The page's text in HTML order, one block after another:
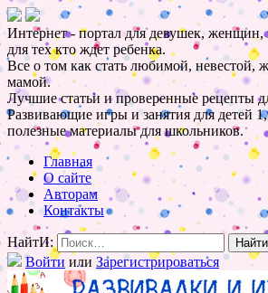
Интернет - портал для девушек,
для тех кто ждет ребенка.
Все о том как стать любимой, невестой,
мамой.
Лучшие статьи и проверенные рецепты
Развивающие игры и занятия для детей
полезные материалы для школьников.
Главная
О сайте
Авторам
Контакты
НайтИ:
Войти или Зарегистрироваться